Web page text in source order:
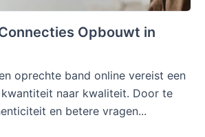
Opbouwt in
oprechte band online vereist een
naar kwaliteit. Door te
en betere vragen...